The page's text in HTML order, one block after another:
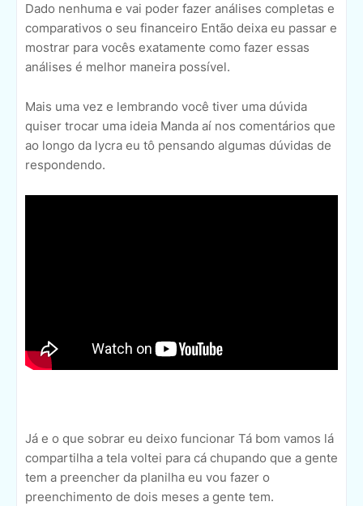
Dado nenhuma e vai poder fazer análises completas e
comparativos o seu financeiro Então deixa eu passar e
mostrar para vocês exatamente como fazer essas
análises é melhor maneira possível.
Mais uma vez e lembrando você tiver uma dúvida
quiser trocar uma ideia Manda aí nos comentários que
ao longo da lycra eu tô pensando algumas dúvidas de
respondendo.
Já e o que sobrar eu deixo funcionar Tá bom vamos lá
compartilha a tela voltei para cá chupando que a gente
tem a preencher da planilha eu vou fazer o
preenchimento de dois meses a gente tem.